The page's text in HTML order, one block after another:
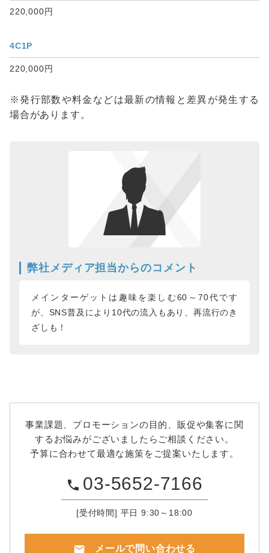
220,000円
4C1P
220,000円
※発行部数や料金などは最新の情報と差異が発生する
場合があります。
弊社メディア担当からのコメント
メインターゲットは趣味を楽しむ60～70代です
が、SNS普及により10代の流入もあり、再流行のき
ざしも！
事業課題、プロモーションの目的、販促や集客に関
するお悩みがございましたらご相談ください。
予算に合わせて最適な施策をご提案いたします。
phone 03-5652-7166
[受付時間] 平日 9:30～18:00
mail メールで問い合わせる